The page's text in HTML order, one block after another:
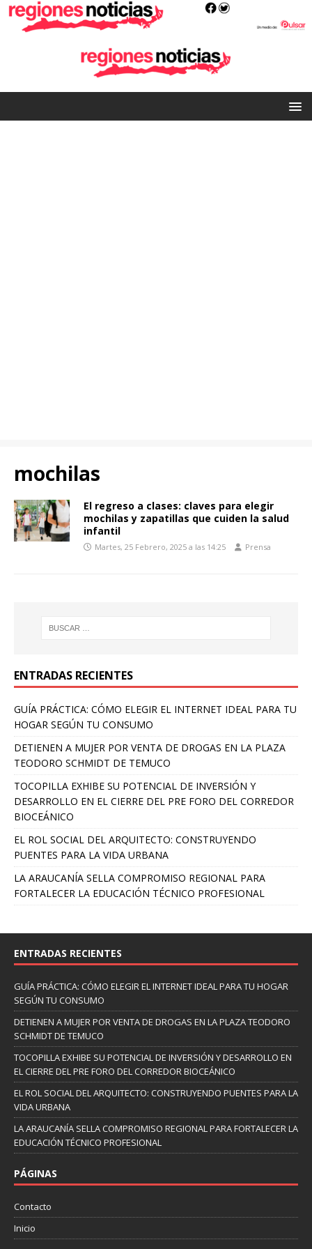
mochilas
El regreso a clases: claves para elegir
mochilas y zapatillas que cuiden la salud
infantil
Martes, 25 Febrero, 2025 a las 14:25 Prensa
ENTRADAS RECIENTES
GUÍA PRÁCTICA: CÓMO ELEGIR EL INTERNET IDEAL PARA TU
HOGAR SEGÚN TU CONSUMO
DETIENEN A MUJER POR VENTA DE DROGAS EN LA PLAZA
TEODORO SCHMIDT DE TEMUCO
TOCOPILLA EXHIBE SU POTENCIAL DE INVERSIÓN Y
DESARROLLO EN EL CIERRE DEL PRE FORO DEL CORREDOR
BIOCEÁNICO
EL ROL SOCIAL DEL ARQUITECTO: CONSTRUYENDO
PUENTES PARA LA VIDA URBANA
LA ARAUCANÍA SELLA COMPROMISO REGIONAL PARA
FORTALECER LA EDUCACIÓN TÉCNICO PROFESIONAL
ENTRADAS RECIENTES
GUÍA PRÁCTICA: CÓMO ELEGIR EL INTERNET IDEAL PARA TU HOGAR
SEGÚN TU CONSUMO
DETIENEN A MUJER POR VENTA DE DROGAS EN LA PLAZA TEODORO
SCHMIDT DE TEMUCO
TOCOPILLA EXHIBE SU POTENCIAL DE INVERSIÓN Y DESARROLLO EN
EL CIERRE DEL PRE FORO DEL CORREDOR BIOCEÁNICO
EL ROL SOCIAL DEL ARQUITECTO: CONSTRUYENDO PUENTES PARA LA
VIDA URBANA
LA ARAUCANÍA SELLA COMPROMISO REGIONAL PARA FORTALECER LA
EDUCACIÓN TÉCNICO PROFESIONAL
PÁGINAS
Contacto
Inicio